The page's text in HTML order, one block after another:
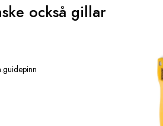
också gillar